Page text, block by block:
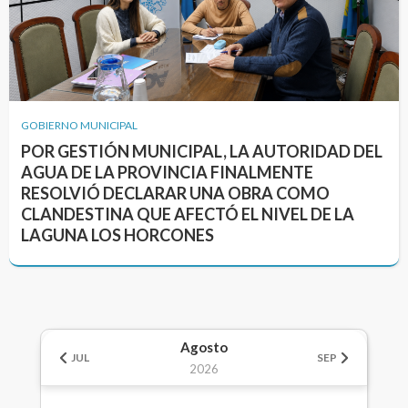
GOBIERNO MUNICIPAL
POR GESTIÓN MUNICIPAL, LA AUTORIDAD DEL
AGUA DE LA PROVINCIA FINALMENTE
RESOLVIÓ DECLARAR UNA OBRA COMO
CLANDESTINA QUE AFECTÓ EL NIVEL DE LA
LAGUNA LOS HORCONES
JUL
Agosto
2026
SEP